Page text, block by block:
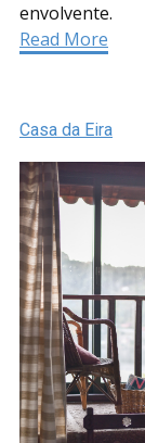
envolvente.
Read More
Casa da Eira